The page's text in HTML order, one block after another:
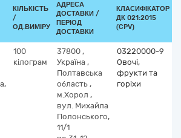
КІЛЬКІСТЬ
/
ОД.ВИМІРУ
АДРЕСА
ДОСТАВКИ /
ПЕРІОД
ДОСТАВКИ
КЛАСИФІКАТОР
ДК 021:2015
(CPV)
100
кілограм
37800 ,
Україна ,
Полтавська
область ,
м.Хорол ,
вул. Михайла
Полонського,
11/1
03220000-9
Овочі,
фрукти та
горіхи